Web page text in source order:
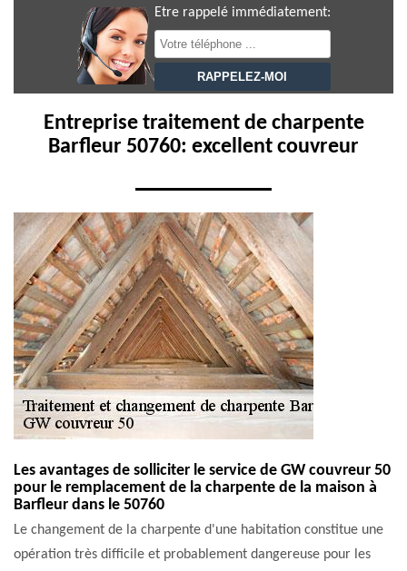
Etre rappelé immédiatement:
Entreprise traitement de charpente
Barfleur 50760: excellent couvreur
Les avantages de solliciter le service de GW couvreur 50
pour le remplacement de la charpente de la maison à
Barfleur dans le 50760
Le changement de la charpente d'une habitation constitue une
opération très difficile et probablement dangereuse pour les